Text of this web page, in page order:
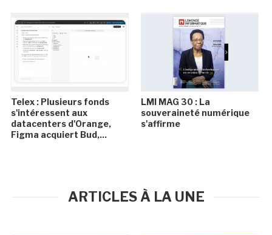
Telex : Plusieurs fonds
s'intéressent aux
datacenters d'Orange,
Figma acquiert Bud,...
LMI MAG 30 : La
souveraineté numérique
s'affirme
ARTICLES À LA UNE